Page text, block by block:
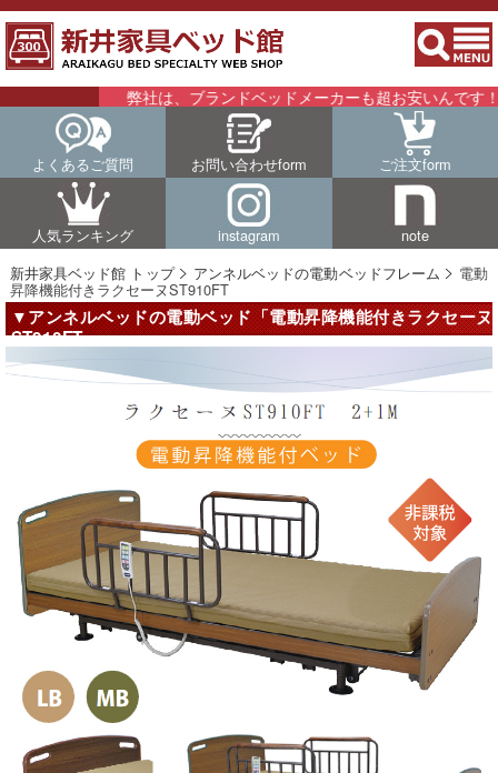
弊社は、ブランドベッドメーカーも超お安いんです！！詳
よくあるご質問 お問い合わせform ご注文form
人気ランキング instagram
note
新井家具ベッド館 トップ
アンネルベッドの電動ベッドフレーム 電動
昇降機能付きラクセーヌST910FT
▼アンネルベッドの電動ベッド「電動昇降機能付きラクセーヌ
ST910FT」